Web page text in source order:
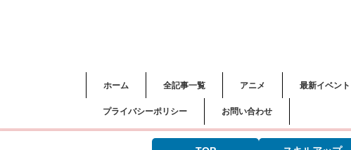
ホーム 全記事一覧 アニメ 最新イベント
プライバシーポリシー お問い合わせ